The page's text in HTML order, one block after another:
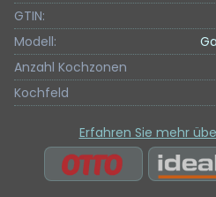
GTIN:
Modell:
Anzahl Kochzonen
Kochfeld
Erfahren Sie mehr